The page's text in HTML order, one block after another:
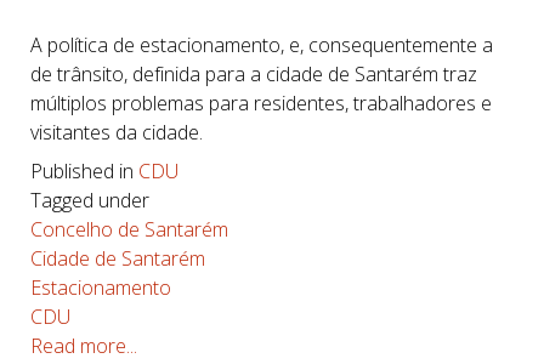
A política de estacionamento, e, consequentemente a
de trânsito, definida para a cidade de Santarém traz
múltiplos problemas para residentes, trabalhadores e
visitantes da cidade.
Published in CDU
Tagged under
Concelho de Santarém
Cidade de Santarém
Estacionamento
CDU
Read more...